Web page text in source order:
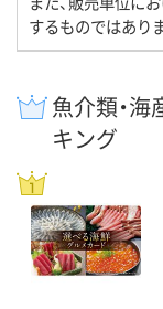
するものではあり
魚介類・
キング